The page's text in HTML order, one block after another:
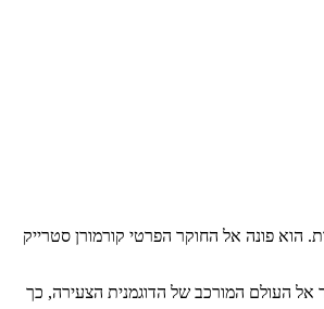
הוא פונה אל החוקר הפרטי קורמורן סטרייק
אל העולם המורכב של הדוגמנית הצעירה, כך